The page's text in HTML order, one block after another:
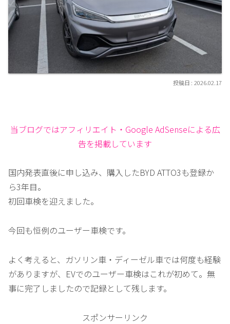
2026.02.17
当ブログではアフィリエイト・Google AdSenseによる広
告を掲載しています
国内発表直後に申し込み、購入したBYD ATTO3も登録か
ら3年目。
初回車検を迎えました。
今回も恒例のユーザー車検です。
よく考えると、ガソリン車・ディーゼル車では何度も経験
がありますが、EVでのユーザー車検はこれが初めて。無
事に完了しましたので記録として残します。
スポンサーリンク